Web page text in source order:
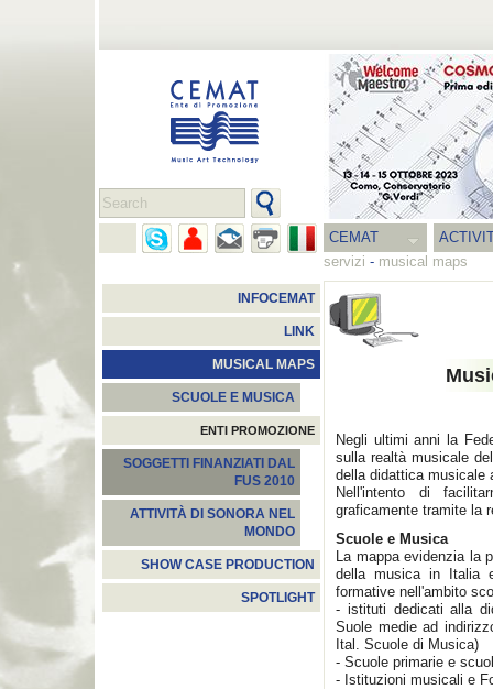
CEMAT
servizi - musical maps
INFOCEMAT
LINK
MUSICAL MAPS
SCUOLE E MUSICA
ENTI PROMOZIONE
SOGGETTI FINANZIATI DAL
FUS 2010
ATTIVITÀ DI SONORA NEL
MONDO
SHOW CASE PRODUCTION
SPOTLIGHT
Negli ultimi anni la
sulla realtà musicale
della didattica musicale
Nell'intento di
graficamente tramite la
Scuole e Musica
La mappa evidenzia la
della musica in Italia
formative nell'ambito
- istituti dedicati alla
Suole medie ad
Ital. Scuole di Musica)
- Scuole primarie e
- Istituzioni musicali e